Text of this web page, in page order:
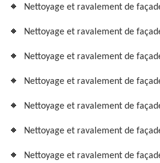
Nettoyage et ravalement de
Nettoyage et ravalement de
Nettoyage et ravalement de
Nettoyage et ravalement de
Nettoyage et ravalement de
Nettoyage et ravalement de
Nettoyage et ravalement de